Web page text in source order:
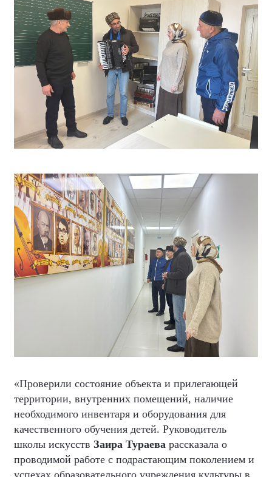
«Проверили состояние объекта и прилегающей
территории, внутренних помещений, наличие
необходимого инвентаря и оборудования для
качественного обучения детей. Руководитель
школы искусств Заира Тураева рассказала о
проводимой работе с подрастающим поколением и
успехах образовательного учреждения культуры в